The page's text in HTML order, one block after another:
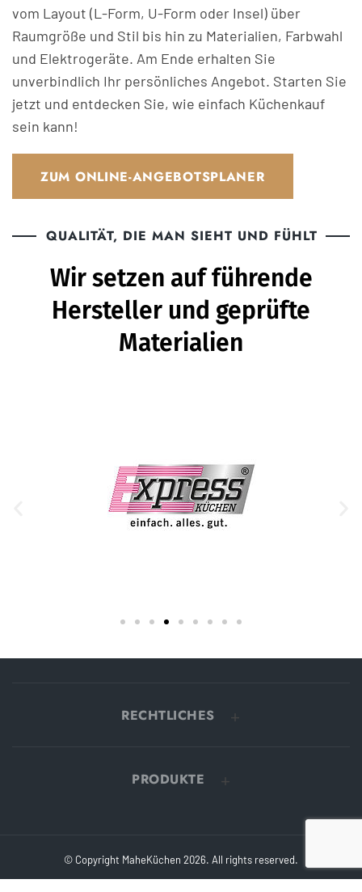
vom Layout (L-Form, U-Form oder Insel) über
Raumgröße und Stil bis hin zu Materialien, Farbwahl
und Elektrogeräte. Am Ende erhalten Sie
unverbindlich Ihr persönliches Angebot. Starten Sie
jetzt und entdecken Sie, wie einfach Küchenkauf
sein kann!
ZUM ONLINE-ANGEBOTSPLANER
QUALITÄT, DIE MAN SIEHT UND FÜHLT
Wir setzen auf führende
Hersteller und geprüfte
Materialien
RECHTLICHES
PRODUKTE
© Copyright MaheKüchen 2026. All rights reserved.